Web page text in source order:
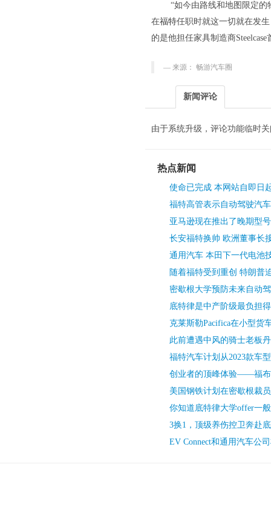
“如今由路线和地图限定
在福特任职时就这一切就在发
的是他担任家具制造商
来源： 畅游汽车圈
新闻评论
由于系统升级，评论功能临时
热点新闻
使命已完成 本网站自即日
福特高管表示自动驾驶汽
亚马逊现在推出了晚期型
长安福特换帅 欧洲董事长
通用汽车 本田下一代电池
随着福特受到重创 特朗普
密歇根大学预防未来自动
底特律是中产阶级最负担
克莱斯勒Pacifica在小型货
此前遭遇中风的骑士老板
福特汽车计划从2023款车
创业者的顶峰体验——福布
美国钢铁计划在密歇根裁
你知道底特律大学offer一
3换1，顶级养伤控卫奔赴
EV Connect和通用汽车公